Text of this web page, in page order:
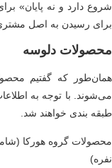
دارد و نه پایان»
رسیدن به اصل
دلوسه
که گفتیم
بندی خواهند شد.